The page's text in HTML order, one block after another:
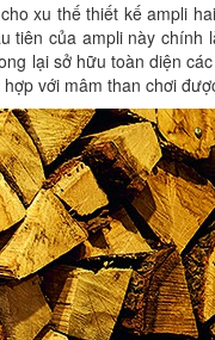
xu thế thiết kế ampli
tiên của ampli này
lại sở hữu toàn diện
với mâm than chơi